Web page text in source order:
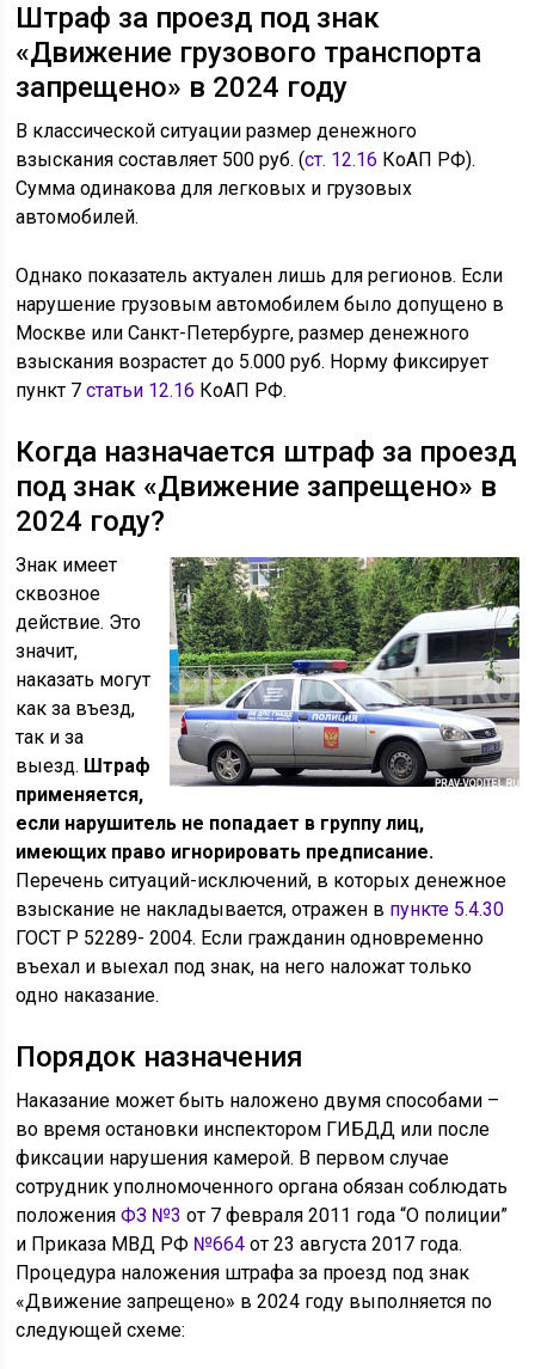
Штраф за проезд под знак
«Движение грузового транспорта
запрещено» в 2024 году
В классической ситуации размер денежного
взыскания составляет 500 руб. (ст. 12.16 КоАП РФ).
Сумма одинакова для легковых и грузовых
автомобилей.
Однако показатель актуален лишь для регионов. Если
нарушение грузовым автомобилем было допущено в
Москве или Санкт-Петербурге, размер денежного
взыскания возрастет до 5.000 руб. Норму фиксирует
пункт 7статьи 12.16 КоАП РФ.
Когда назначается штраф за проезд
под знак «Движение запрещено» в
2024 году?
Знак имеет
сквозное
действие. Это
значит,
наказать могут
как за въезд,
так и за
выезд. Штраф
применяется,
если нарушитель не попадает в группу лиц,
имеющих право игнорировать предписание.
Перечень ситуаций-исключений, в которых денежное
взыскание не накладывается, отражен в пункте 5.4.30
ГОСТ Р 52289- 2004. Если гражданин одновременно
въехал и выехал под знак, на него наложат только
одно наказание.
Порядок назначения
Наказание может быть наложено двумя способами –
во время остановки инспектором ГИБДД или после
фиксации нарушения камерой. В первом случае
сотрудник уполномоченного органа обязан соблюдать
положенияФЗ №3 от 7 февраля 2011 года “О полиции”
и Приказа МВД РФ №664 от 23 августа 2017 года.
Процедура наложения штрафа за проезд под знак
«Движение запрещено» в 2024 году выполняется по
следующей схеме: